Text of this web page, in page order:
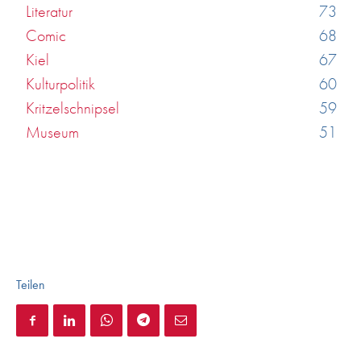
Literatur
73
Comic
68
Kiel
67
Kulturpolitik
60
Kritzelschnipsel
59
Museum
51
Teilen